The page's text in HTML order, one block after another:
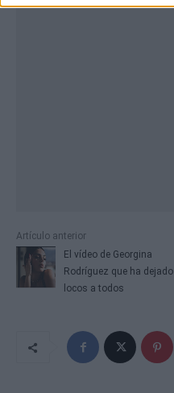
Artículo anterior
El vídeo de Georgina
Rodríguez que ha dejado
locos a todos